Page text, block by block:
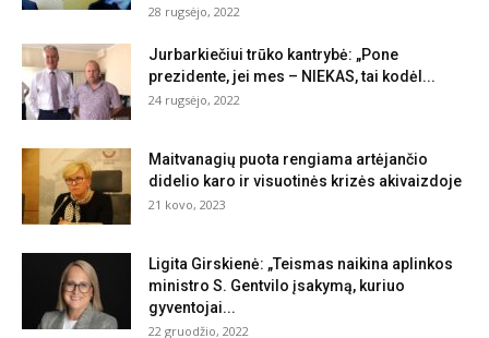
28 rugsėjo, 2022
Jurbarkiečiui trūko kantrybė: „Pone
prezidente, jei mes – NIEKAS, tai kodėl...
24 rugsėjo, 2022
Maitvanagių puota rengiama artėjančio
didelio karo ir visuotinės krizės akivaizdoje
21 kovo, 2023
Ligita Girskienė: „Teismas naikina aplinkos
ministro S. Gentvilo įsakymą, kuriuo
gyventojai...
22 gruodžio, 2022